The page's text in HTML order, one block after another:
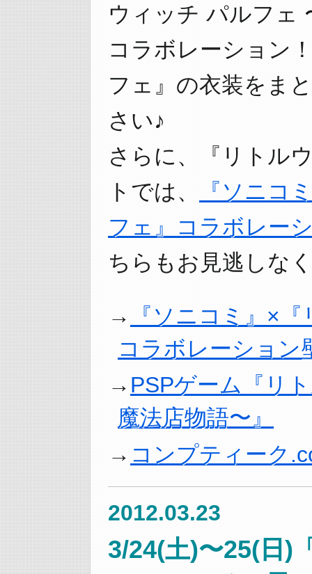
ウィッチ パルフェ
コラボレーション
フェ』の衣装をま
さい♪
さらに、『リトル
トでは、
『ソニコ
フェ』コラボレー
ちらもお見逃しな
『ソニコミ』×
コラボレーション
PSPゲーム『リ
魔法店物語〜』
コンプティーク
2012.03.23
3/24(土)〜25(日)